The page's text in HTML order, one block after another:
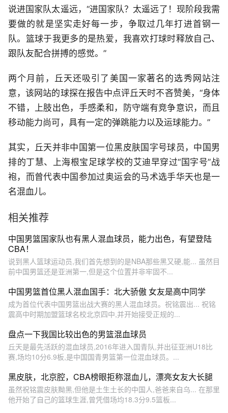
说进国家队太遥远，“进国家队？太遥远了！现阶段我需
要做的就是坚实走好每一步，争取过几年打进首钢一
队。篮球于我更多的是热爱，我喜欢打球时释放自己、
跟队友配合拼搏的感觉。”
两个月前，丘天还吸引了美国一家著名的选秀网站注
意，该网站的球探在报告中点评丘天时不吝赞美，“身体
不错，上肢出色，手感柔和，防守端有竞争意识，而且
移动能力尚可，具有一定的弹跳能力以及运球能力。”
其实，丘天并非中国第一位黑皮肤国字号球员，中国男
排的丁慧、上海根宝足球学校的艾迪早穿过“国字号”战
袍，而曾代表中国参加过奥运会的马术选手华天也是一
名混血儿。
相关推荐
中国男篮国家队也有黑人混血球员，能力出色，有望登陆
CBA！
说到黑人篮球运动员,我们首先想到的是NBA那些黑又硬,能... 虽然目
前中国男篮还是亚洲第一,但是这个位置并非牢固不...
中国男篮首位黑人混血国手：北大骄傲 女友是高中同学
成为首位代表中国男篮出战大赛的黑人混血球员。祝铭震出... 祝铭
震高中时期加盟篮球名校北京四中,并开始接受正规的...
盘点一下我国比较出色的男篮混血球员
丘天是最先活跃的混血球员,2016年进入国青队,并出征亚洲U18比
赛,场均10分6.9板,是中国国青男篮第一位混血球员。...
黑皮肤，北京腔，CBA榜眼拒称混血儿，漂亮女友大长腿
虽然祝铭震皮肤黝黑,但他是土生土长的中国人,爸爸来自乌... 在那里
他开始了自己的篮球生涯,曾凭借场均18.3分9.5篮板...